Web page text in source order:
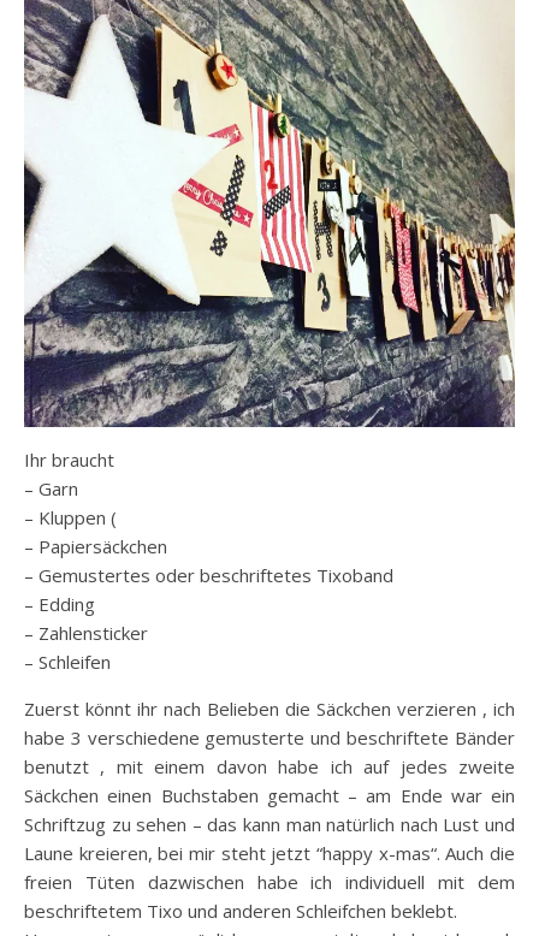
Ihr braucht
– Garn
– Kluppen (
– Papiersäckchen
– Gemustertes oder beschriftetes Tixoband
– Edding
– Zahlensticker
– Schleifen
Zuerst könnt ihr nach Belieben die Säckchen verzieren , ich
habe 3 verschiedene gemusterte und beschriftete Bänder
benutzt , mit einem davon habe ich auf jedes zweite
Säckchen einen Buchstaben gemacht – am Ende war ein
Schriftzug zu sehen – das kann man natürlich nach Lust und
Laune kreieren, bei mir steht jetzt “happy x-mas“. Auch die
freien Tüten dazwischen habe ich individuell mit dem
beschriftetem Tixo und anderen Schleifchen beklebt.